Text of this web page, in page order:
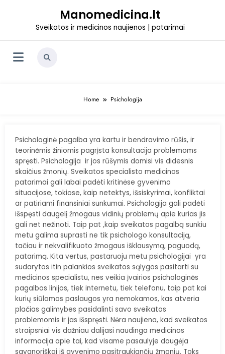
Manomedicina.lt
Sveikatos ir medicinos naujienos | patarimai
Home Psichologija
Psichologinė pagalba yra kartu ir bendravimo rūšis, ir
teorinėmis žiniomis pagrįsta konsultacija problemoms
spręsti. Psichologija ir jos rūšymis domisi vis didesnis
skaičius žmonių. Sveikatos specialisto medicinos
patarimai gali labai padėti kritinėse gyvenimo
situacijose, tokiose, kaip netektys, išsiskyrimai, konfliktai
ar patiriami finansiniai sunkumai. Psichologija gali padėti
išspęsti daugelį žmogaus vidinių problemų apie kurias jis
gali net nežinoti. Taip pat ,kaip sveikatos pagalbą sunkiu
metu galima suprasti ne tik psichologo konsultaciją,
tačiau ir nekvalifikuoto žmogaus išklausymą, paguodą,
patarimą. Kita vertus, pastaruoju metu psichologijai yra
sudarytos itin palankios sveikatos sąlygos pasitarti su
medicinos specialistu, nes veikia įvairios psichologinės
pagalbos linijos, tiek internetu, tiek telefonu, taip pat kai
kurių siūlomos paslaugos yra nemokamos, kas atveria
plačias galimybes pasidalinti savo sveikatos
problemomis ir jas išspręsti. Nėra naujiena, kad sveikatos
straipsniai vis dažniau dalijasi naudinga medicinos
informacija apie tai, kad visame pasaulyje daugėja
savanoriškai iš gyvenimo pasitraukiančių žmonių. Toks